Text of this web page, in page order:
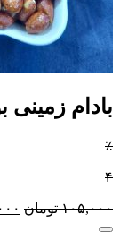
بادام زمینی
٪
۴
۱۰۵,۰۰۰ تومان